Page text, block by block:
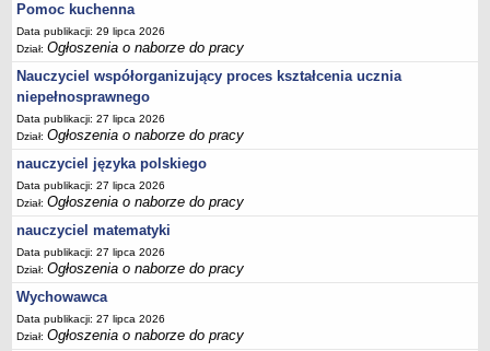
Pomoc kuchenna
Data publikacji: 29 lipca 2026
Dział:Ogłoszenia o naborze do pracy
Nauczyciel współorganizujący proces kształcenia ucznia
niepełnosprawnego
Data publikacji: 27 lipca 2026
Dział:Ogłoszenia o naborze do pracy
nauczyciel języka polskiego
Data publikacji: 27 lipca 2026
Dział:Ogłoszenia o naborze do pracy
nauczyciel matematyki
Data publikacji: 27 lipca 2026
Dział:Ogłoszenia o naborze do pracy
Wychowawca
Data publikacji: 27 lipca 2026
Dział:Ogłoszenia o naborze do pracy